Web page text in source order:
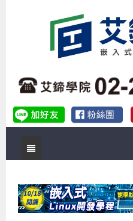
關於艾鍗